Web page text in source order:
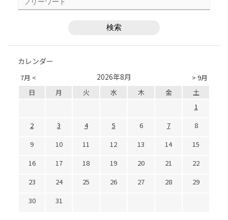
カレンダー
7月 < > 9月
2026年8月
日 月 火 水 木 金
土
1
2
3 4 5 6 7
8
9
10 11 12 13 14
15
16
17 18 19 20 21
22
23
24 25 26 27 28
29
30
31